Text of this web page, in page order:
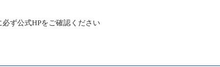
ず公式HPをご確認ください